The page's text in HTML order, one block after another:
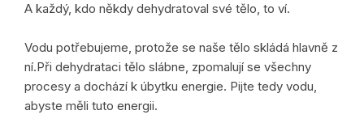
A každý, kdo někdy dehydratoval své tělo, to ví.
Vodu potřebujeme, protože se naše tělo skládá hlavně z
ní.Při dehydrataci tělo slábne, zpomalují se všechny
procesy a dochází k úbytku energie. Pijte tedy vodu,
abyste měli tuto energii.